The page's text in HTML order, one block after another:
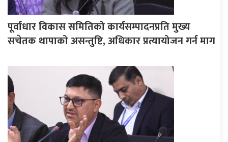
पूर्वाधार विकास समितिको कार्यसम्पादनप्रति मुख्य
सचेतक थापाको असन्तुष्टि, अधिकार प्रत्यायोजन गर्न माग